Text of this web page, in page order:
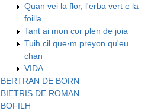
Quan vei la flor, l'erba vert e la
foilla
Tant ai mon cor plen de joia
Tuih cil que·m preyon qu'eu
chan
VIDA
BERTRAN DE BORN
BIETRIS DE ROMAN
BOFILH